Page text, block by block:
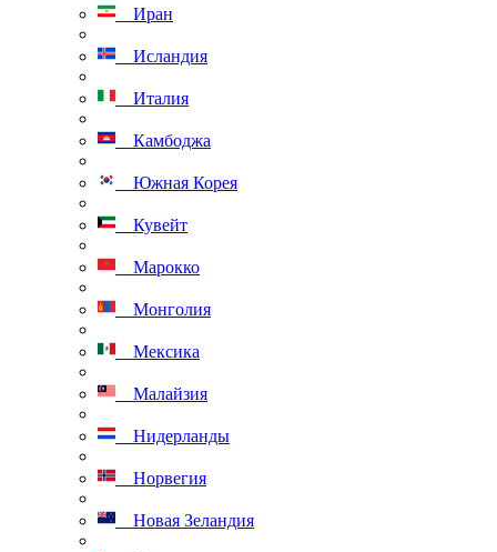
Иран
Исландия
Италия
Камбоджа
Южная Корея
Кувейт
Марокко
Монголия
Мексика
Малайзия
Нидерланды
Норвегия
Новая Зеландия